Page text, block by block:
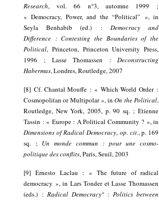
Research, vol. 66 n°3, automne 1999 ;
« Democracy, Power, and the “Political” », in
Seyla Benhabib (ed.) : Democracy and
Difference : Contesting the Boundaries of the
Political, Princeton, Princeton University Press,
1996 ; Lasse Thomassen : Deconstructing
Habermas, Londres, Routledge, 2007
[8] Cf. Chantal Mouffe : « Which World Order :
Cosmopolitan or Multipolar », inOn the Political,
Routledge, New York, 2005, p. 90 sq. ; Etienne
Tassin : « Europe : A Political Community ? », in
Dimensions of Radical Democracy, op. cit., p. 169
sq. ; Un monde commun : pour une cosmo-
politique des conflits, Paris, Seuil, 2003
[9]Ernesto Laclau : « The future of radical
democracy », in Lars Tonder et Lasse Thomassen
(eds.) : Radical Democracy° : Politics between